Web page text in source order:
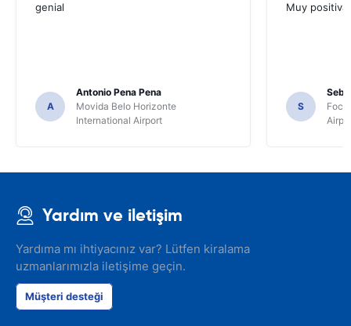
genial
A
Antonio Pena Pena
Movida Belo Horizonte
International Airport
Muy positiva
S
Foco
Yardım ve iletişim
Yardıma mı ihtiyacınız var? Lütfen kiralama
uzmanlarımızla iletişime geçin.
Müşteri desteği